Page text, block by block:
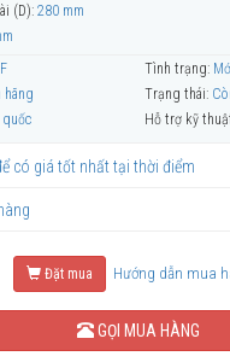
(D): 280 mm
Tình trạng:
hãng Trạng thái:
quốc Hỗ trợ kỹ
có giá tốt nhất tại thời điểm
Đặt mua Hướng dẫn mua
GỌI MUA HÀNG